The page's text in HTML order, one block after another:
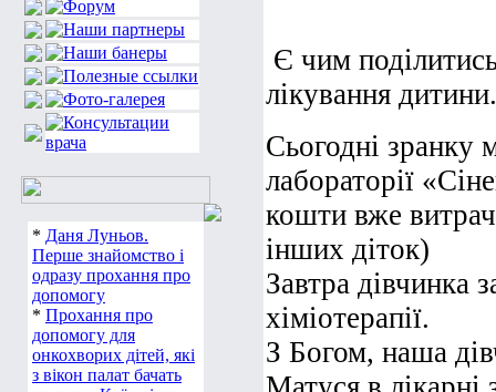
* Даня Луньов.
Перше знайомство і
одразу прохання про
допомогу
* Прохання про
допомогу для
онкохворих дітей, які
з вікон палат бачать
Є чим
лікування дитини.
Сьогодні зранку
лабораторії
кошти вже
інших діток)
Завтра дівчинка
хіміотерапії.
З Богом, наша